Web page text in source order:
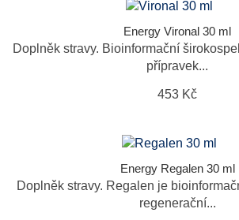
Energy Vironal 30 ml
Doplněk stravy. Bioinformační
přípravek...
453 Kč
Energy Regalen 30 ml
Doplněk stravy. Regalen je
regenerační...